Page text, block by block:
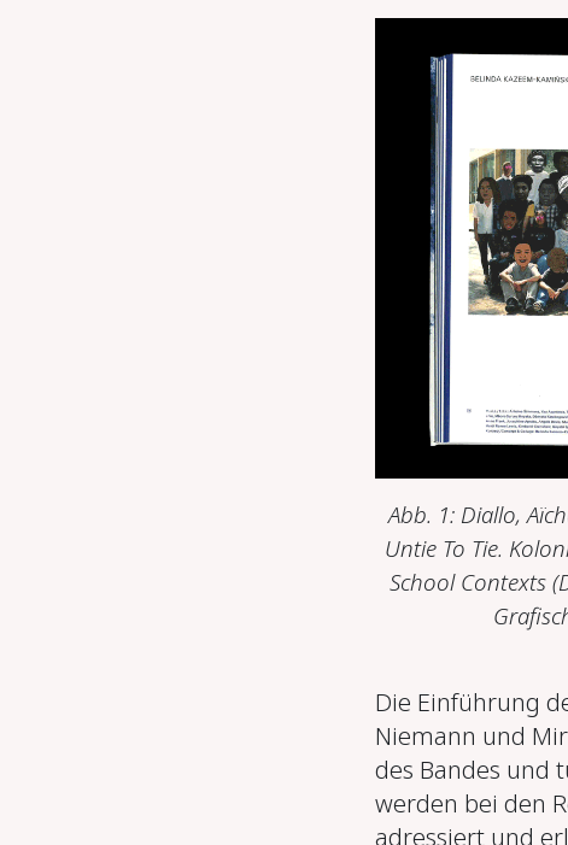
Abb. 1: Diallo,
Untie To Tie.
School Contexts
Die Einführung
Niemann und
des Bandes und
werden bei den
adressiert und